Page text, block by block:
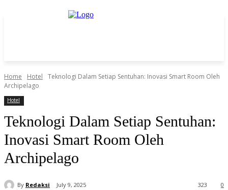
Home Hotel
Teknologi Dalam Setiap Sentuhan: Inovasi Smart Room Oleh
Archipelago
Hotel
Teknologi Dalam Setiap Sentuhan:
Inovasi Smart Room Oleh
Archipelago
By Redaksi July 9, 2025 0
323